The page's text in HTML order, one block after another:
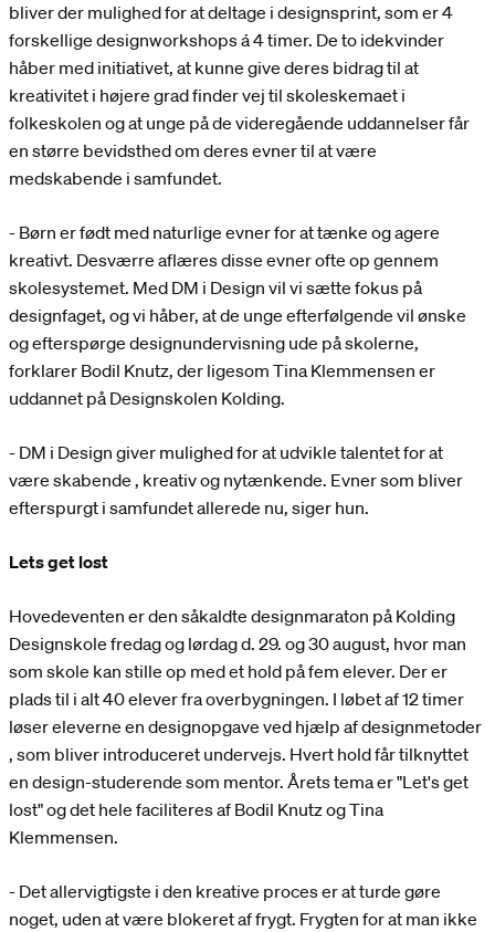
bliver der mulighed for at deltage i designsprint, som er 4
forskellige designworkshops á 4 timer. De to idekvinder
håber med initiativet, at kunne give deres bidrag til at
kreativitet i højere grad finder vej til skoleskemaet i
folkeskolen og at unge på de videregående uddannelser får
en større bevidsthed om deres evner til at være
medskabende i samfundet.
- Børn er født med naturlige evner for at tænke og agere
kreativt. Desværre aflæres disse evner ofte op gennem
skolesystemet. Med DM i Design vil vi sætte fokus på
designfaget, og vi håber, at de unge efterfølgende vil ønske
og efterspørge designundervisning ude på skolerne,
forklarer Bodil Knutz, der ligesom Tina Klemmensen er
uddannet på Designskolen Kolding.
- DM i Design giver mulighed for at udvikle talentet for at
være skabende , kreativ og nytænkende. Evner som bliver
efterspurgt i samfundet allerede nu, siger hun.
Lets get lost
Hovedeventen er den såkaldte designmaraton på Kolding
Designskole fredag og lørdag d. 29. og 30 august, hvor man
som skole kan stille op med et hold på fem elever. Der er
plads til i alt 40 elever fra overbygningen. I løbet af 12 timer
løser eleverne en designopgave ved hjælp af designmetoder
, som bliver introduceret undervejs. Hvert hold får tilknyttet
en design-studerende som mentor. Årets tema er "Let's get
lost" og det hele faciliteres af Bodil Knutz og Tina
Klemmensen.
- Det allervigtigste i den kreative proces er at turde gøre
noget, uden at være blokeret af frygt. Frygten for at man ikke